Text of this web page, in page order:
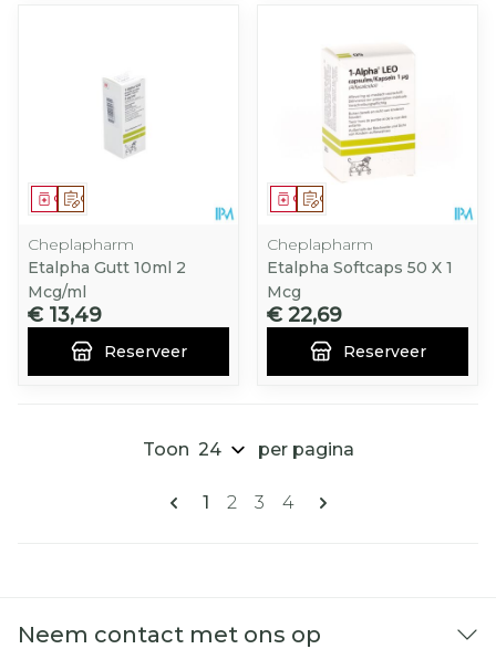
Op voorschrift
Geneesmiddel
Cheplapharm
Etalpha Gutt 10ml 2
Mcg/ml
€ 13,49
Reserveer
Op voorschrift
Geneesmiddel
Cheplapharm
Etalpha Softcaps 50 X 1
Mcg
€ 22,69
Reserveer
Pagina's
U lees momenteel pagina
1 Pagina
2 Pagina
3 Pagina
4
Toon per pagina
Neem contact met ons op